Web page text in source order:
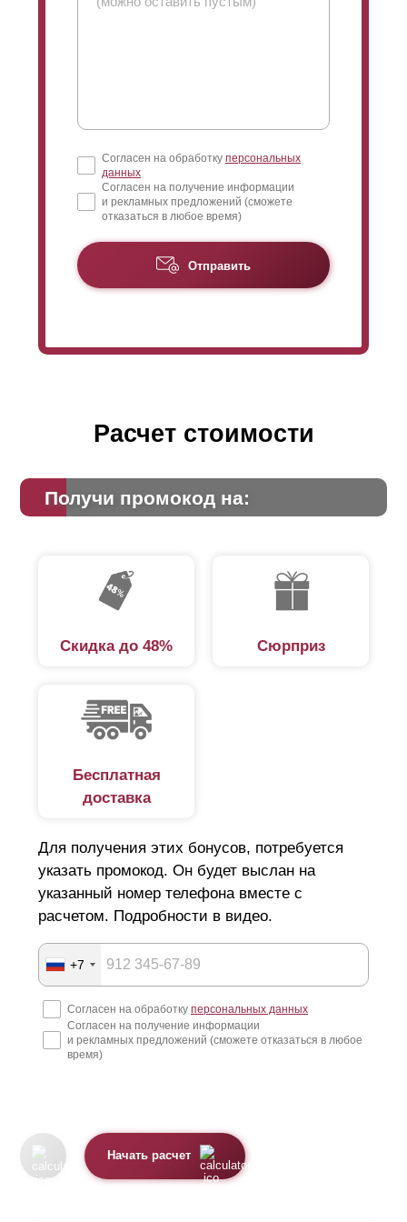
отрегулироватьпросматриваемость
забору, следует устанавливать
внахлест на
исключите обозрение верхнего этажа с улицы, даже
если прохожий наклонится достаточно низко
При длине секции более 1,5 метров с задней
стороны крепят усилители, чтобы
избежать
прогибания ламелей. Усилители крепят к
полкеламели
, которая обращена к изнаночной
функциональность забора, но кому-то видимость
внахлест. На фото, размещенном ниже, вы увидите,
Согласен на обработку персональных
данных
Согласен на получение информации
и рекламных предложений (сможете
отказаться в любое время)
Отправить
Расчет стоимости
Получи промокод на:
Скидка до 48% Сюрприз
Бесплатная
доставка
Для получения этих бонусов, потребуется
указать промокод. Он будет выслан на
указанный номер телефона вместе с
расчетом. Подробности в видео.
+7
Согласен на обработку персональных данных
Согласен на получение информации
и рекламных предложений (сможете отказаться в любое
время)
Начать расчет